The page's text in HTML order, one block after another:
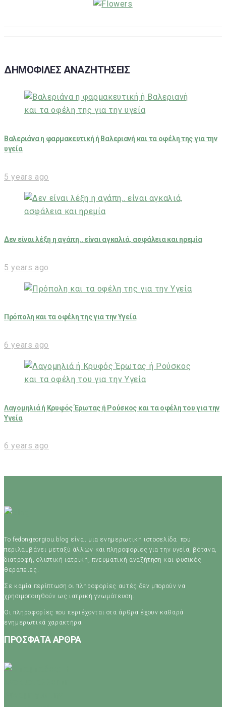
ΔΗΜΟΦΙΛΕΣ ΑΝΑΖΗΤΗΣΕΙΣ
Βαλεριάνα η φαρμακευτική ή Βαλεριανή και τα οφέλη της για την
υγεία
5 years ago
Δεν είναι λέξη η αγάπη.. είναι αγκαλιά, ασφάλεια και ηρεμία
5 years ago
Πρόπολη και τα οφέλη της για την Υγεία
6 years ago
Λαγομηλιά ή Κρυφός Έρωτας ή Ρούσκος και τα οφέλη του για την
Υγεία
6 years ago
Το fedongeorgiou.blog είναι μια ενημερωτική ιστοσελίδα που
περιλαμβάνει μεταξύ άλλων και πληροφορίες για την υγεία, βότανα,
διατροφή, ολιστική ιατρική, πνευματική αναζήτηση και φυσικές
θεραπείες.
Σε καμία περίπτωση οι πληροφορίες αυτές δεν μπορούν να
χρησιμοποιηθούν ως ιατρική γνωμάτευση.
Οι πληροφορίες που περιέχονται στα άρθρα έχουν καθαρά
ενημερωτικά χαρακτήρα.
ΠΡΟΣΦΑΤΑ ΑΡΘΡΑ